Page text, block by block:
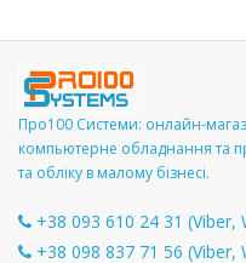
Про100 Системи: онлайн-
компьютерне обладнання та
та обліку в малому бізнесі.
+38 093 610 24 31 (Viber,
+38 098 837 71 56 (Viber,